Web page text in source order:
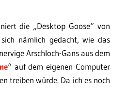
die „Desktop Goose“ von
nämlich gedacht, wie das
Arschloch-Gans aus dem
“ auf dem eigenen Computer
treiben würde. Da ich es noch